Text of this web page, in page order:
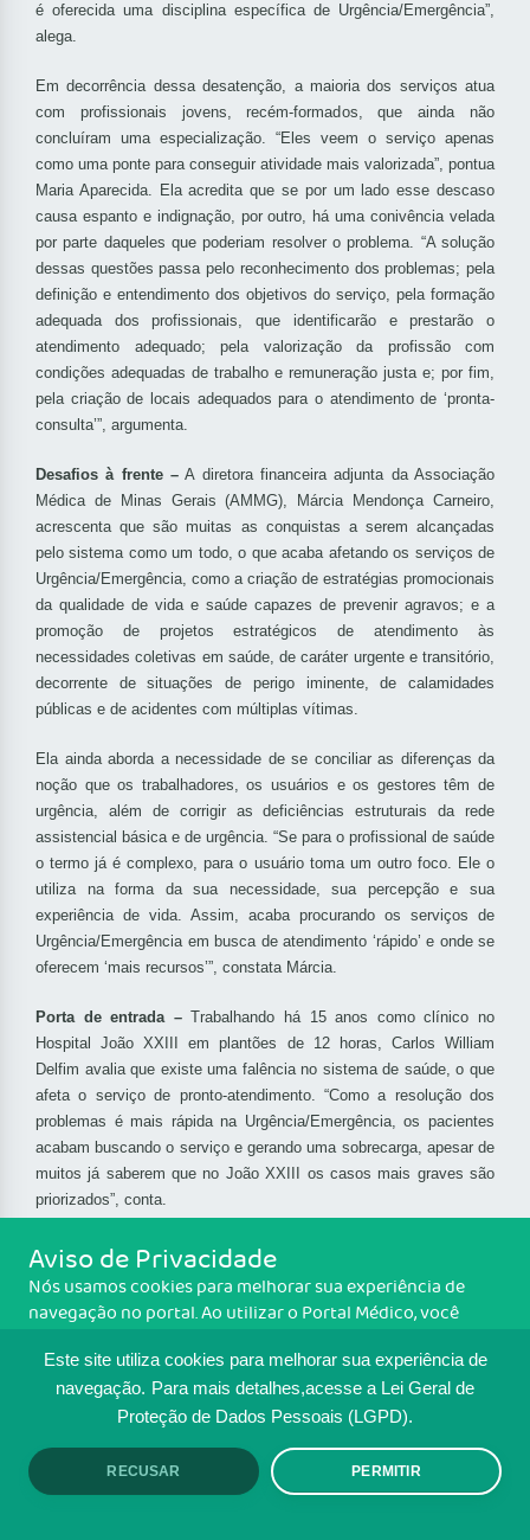
Este site utiliza cookies para melhorar sua experiência de
navegação. Para mais detalhes,acesse a Lei Geral de
Proteção de Dados Pessoais (LGPD).
RECUSAR PERMITIR
é oferecida uma disciplina específica de Urgência/Emergência”,
alega.
Em decorrência dessa desatenção, a maioria dos serviços atua
com profissionais jovens, recém-formados, que ainda não
concluíram uma especialização. “Eles veem o serviço apenas
como uma ponte para conseguir atividade mais valorizada”, pontua
Maria Aparecida. Ela acredita que se por um lado esse descaso
causa espanto e indignação, por outro, há uma conivência velada
por parte daqueles que poderiam resolver o problema. “A solução
dessas questões passa pelo reconhecimento dos problemas; pela
definição e entendimento dos objetivos do serviço, pela formação
adequada dos profissionais, que identificarão e prestarão o
atendimento adequado; pela valorização da profissão com
condições adequadas de trabalho e remuneração justa e; por fim,
pela criação de locais adequados para o atendimento de ‘pronta-
consulta’”, argumenta.
Desafios à frente – A diretora financeira adjunta da Associação
Médica de Minas Gerais (AMMG), Márcia Mendonça Carneiro,
acrescenta que são muitas as conquistas a serem alcançadas
pelo sistema como um todo, o que acaba afetando os serviços de
Urgência/Emergência, como a criação de estratégias promocionais
da qualidade de vida e saúde capazes de prevenir agravos; e a
promoção de projetos estratégicos de atendimento às
necessidades coletivas em saúde, de caráter urgente e transitório,
decorrente de situações de perigo iminente, de calamidades
públicas e de acidentes com múltiplas vítimas.
Ela ainda aborda a necessidade de se conciliar as diferenças da
noção que os trabalhadores, os usuários e os gestores têm de
urgência, além de corrigir as deficiências estruturais da rede
assistencial básica e de urgência. “Se para o profissional de saúde
o termo já é complexo, para o usuário toma um outro foco. Ele o
utiliza na forma da sua necessidade, sua percepção e sua
experiência de vida. Assim, acaba procurando os serviços de
Urgência/Emergência em busca de atendimento ‘rápido’ e onde se
oferecem ‘mais recursos’”, constata Márcia.
Porta de entrada –Trabalhando há 15 anos como clínico no
Hospital João XXIII em plantões de 12 horas, Carlos William
Delfim avalia que existe uma falência no sistema de saúde, o que
afeta o serviço de pronto-atendimento. “Como a resolução dos
problemas é mais rápida na Urgência/Emergência, os pacientes
acabam buscando o serviço e gerando uma sobrecarga, apesar de
muitos já saberem que no João XXIII os casos mais graves são
priorizados”, conta.
Para Carlos, é preciso que ocorra uma mudança em todo o
sistema. “Salários melhores, menos horas de trabalho para ter
tempo de se reciclar e incentivos para a qualificação”, indica. Ele
também alerta sobre a relação conflituosa existente entre os
médicos e os gestores das instituições de saúde. “Muitas vezes a
parte humana é deixada de lado pelos administradores. Quando
tenho um caso complicado nas mãos não penso se estou
gastando muito. Quero apenas salvar uma vida”, expõe.
Na opinião do profissional que se dedica há tanto tempo ao
Aviso de Privacidade
Nós usamos cookies para melhorar sua experiência de
navegação no portal. Ao utilizar o Portal Médico, você
Para ter mais informações sobre como isso é feito, acesse
Política de cookies. Se você concorda, clique em ACEITO.
ACEITO